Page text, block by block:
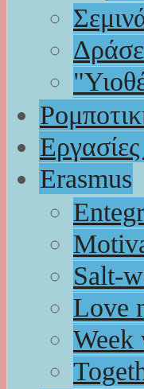
Erasmus
Salt-
Love
Week